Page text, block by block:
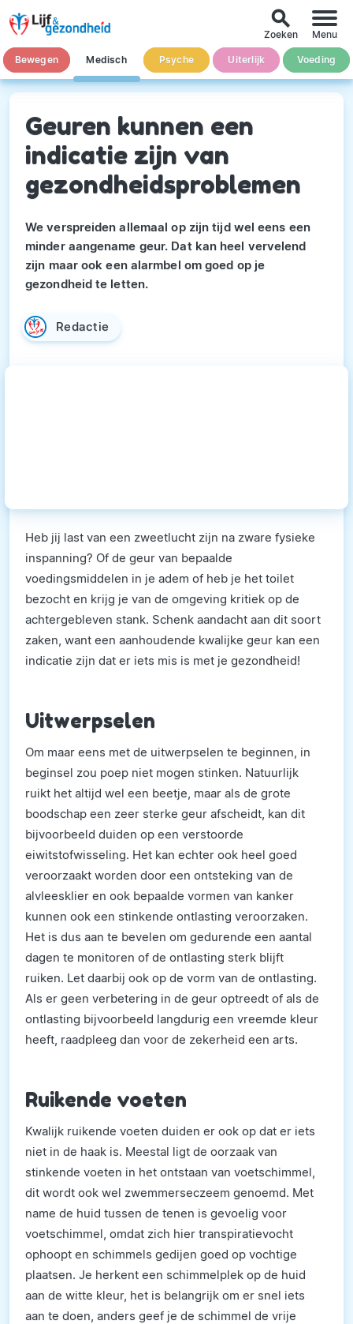
Bewegen Medisch Psyche Uiterlijk Voeding
search
Zoeken Menu
Geuren kunnen een
indicatie zijn van
gezondheidsproblemen
We verspreiden allemaal op zijn tijd wel eens een
minder aangename geur. Dat kan heel vervelend
zijn maar ook een alarmbel om goed op je
gezondheid te letten.
Redactie
Heb jij last van een zweetlucht zijn na zware fysieke
inspanning? Of de geur van bepaalde
voedingsmiddelen in je adem of heb je het toilet
bezocht en krijg je van de omgeving kritiek op de
achtergebleven stank. Schenk aandacht aan dit soort
zaken, want een aanhoudende kwalijke geur kan een
indicatie zijn dat er iets mis is met je gezondheid!
Uitwerpselen
Om maar eens met de uitwerpselen te beginnen, in
beginsel zou poep niet mogen stinken. Natuurlijk
ruikt het altijd wel een beetje, maar als de grote
boodschap een zeer sterke geur afscheidt, kan dit
bijvoorbeeld duiden op een verstoorde
eiwitstofwisseling. Het kan echter ook heel goed
veroorzaakt worden door een ontsteking van de
alvleesklier en ook bepaalde vormen van kanker
kunnen ook een stinkende ontlasting veroorzaken.
Het is dus aan te bevelen om gedurende een aantal
dagen te monitoren of de ontlasting sterk blijft
ruiken. Let daarbij ook op de vorm van de ontlasting.
Als er geen verbetering in de geur optreedt of als de
ontlasting bijvoorbeeld langdurig een vreemde kleur
heeft, raadpleeg dan voor de zekerheid een arts.
Ruikende voeten
Kwalijk ruikende voeten duiden er ook op dat er iets
niet in de haak is. Meestal ligt de oorzaak van
stinkende voeten in het ontstaan van voetschimmel,
dit wordt ook wel zwemmerseczeem genoemd. Met
name de huid tussen de tenen is gevoelig voor
voetschimmel, omdat zich hier transpiratievocht
ophoopt en schimmels gedijen goed op vochtige
plaatsen. Je herkent een schimmelplek op de huid
aan de witte kleur, het is belangrijk om er snel iets
aan te doen, anders geef je de schimmel de vrije